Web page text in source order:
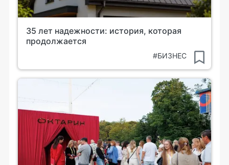
35 лет надежности: история, которая
продолжается
#БИЗНЕС